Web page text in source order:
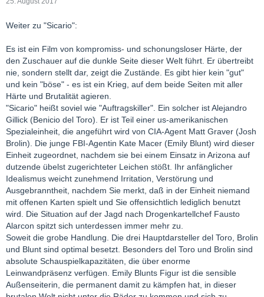
Weiter zu "Sicario":
Es ist ein Film von kompromiss- und schonungsloser Härte, der
den Zuschauer auf die dunkle Seite dieser Welt führt. Er übertreibt
nie, sondern stellt dar, zeigt die Zustände. Es gibt hier kein "gut"
und kein "böse" - es ist ein Krieg, auf dem beide Seiten mit aller
Härte und Brutalität agieren.
"Sicario" heißt soviel wie "Auftragskiller". Ein solcher ist Alejandro
Gillick (Benicio del Toro). Er ist Teil einer us-amerikanischen
Spezialeinheit, die angeführt wird von CIA-Agent Matt Graver (Josh
Brolin). Die junge FBI-Agentin Kate Macer (Emily Blunt) wird dieser
Einheit zugeordnet, nachdem sie bei einem Einsatz in Arizona auf
dutzende übelst zugerichteter Leichen stößt. Ihr anfänglicher
Idealismus weicht zunehmend Irritation, Verstörung und
Ausgebranntheit, nachdem Sie merkt, daß in der Einheit niemand
mit offenen Karten spielt und Sie offensichtlich lediglich benutzt
wird. Die Situation auf der Jagd nach Drogenkartellchef Fausto
Alarcon spitzt sich unterdessen immer mehr zu.
Soweit die grobe Handlung. Die drei Hauptdarsteller del Toro, Brolin
und Blunt sind optimal besetzt. Besonders del Toro und Brolin sind
absolute Schauspielkapazitäten, die über enorme
Leinwandpräsenz verfügen. Emily Blunts Figur ist die sensible
Außenseiterin, die permanent damit zu kämpfen hat, in dieser